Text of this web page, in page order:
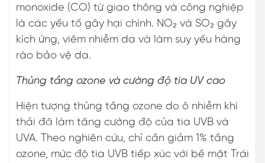
monoxide (CO) từ giao thông và công nghiệp
là các yếu tố gây hại chính. NO₂ và SO₂ gây
kích ứng, viêm nhiễm da và làm suy yếu hàng
rào bảo vệ da.
Thủng tầng ozone và cường độ tia UV cao
Hiện tượng thủng tầng ozone do ô nhiễm khí
thải đã làm tăng cường độ của tia UVB và
UVA. Theo nghiên cứu, chỉ cần giảm 1% tầng
ozone, mức độ tia UVB tiếp xúc với bề mặt Trái